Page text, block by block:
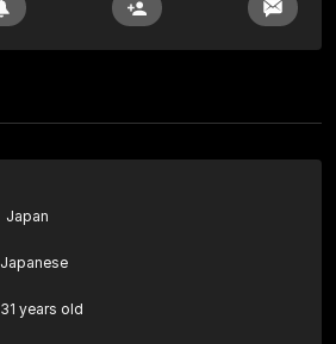
Japan
Japanese
31 years old